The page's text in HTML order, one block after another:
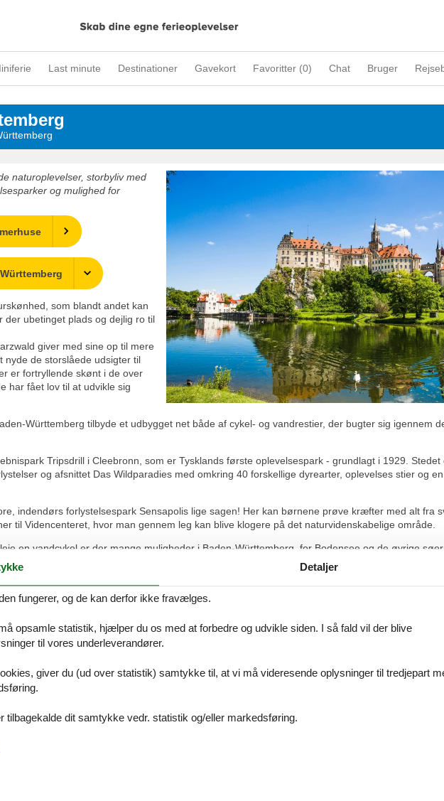
Last minute Destinationer Gavekort Favoritter (0) Chat Bruger
naturoplevelser, storbyliv med
og mulighed for
som blandt andet kan
der ubetinget plads og dejlig ro til
giver med sine op til mere
de storslåede udsigter til
er fortryllende skønt i de over
har fået lov til at udvikle sig
Württemberg tilbyde et udbygget net både af cykel- og vandrestier, der bugter sig igennem
Tripsdrill i Cleebronn, som er Tysklands første oplevelsespark - grundlagt i 1929. Stedet
og afsnittet Das Wildparadies med omkring 40 forskellige dyrearter, oplevelses stier og
indendørs forlystelsespark Sensapolis lige sagen! Her kan børnene prøve kræfter med alt fra
til Videncenteret, hvor man gennem leg kan blive klogere på det naturvidenskabelige område.
en vandcykel er der mange muligheder i Baden-Württemberg, for Bodensee og de øvrige
indenfor alt fra teknik, biler og landbrug til kunst. Gå heller ikke glip af et besøg på et
og Residenzschloss Ludwigsburg.
Württemberg en helt unik oplevelse. Her skabes den ultimative hyggelige juleatmosfære af
julebag og gløgg.
shopping samt restaurant/cafebesøg i Baden-Württembergs mange spændende byer eks.
Detaljer
fungerer, og de kan derfor ikke fravælges.
opsamle statistik, hjælper du os med at forbedre og udvikle siden. I så fald vil der blive
til vores underleverandører.
giver du (ud over statistik) samtykke til, at vi må videresende oplysninger til tredjepart
dit samtykke vedr. statistik og/eller markedsføring.